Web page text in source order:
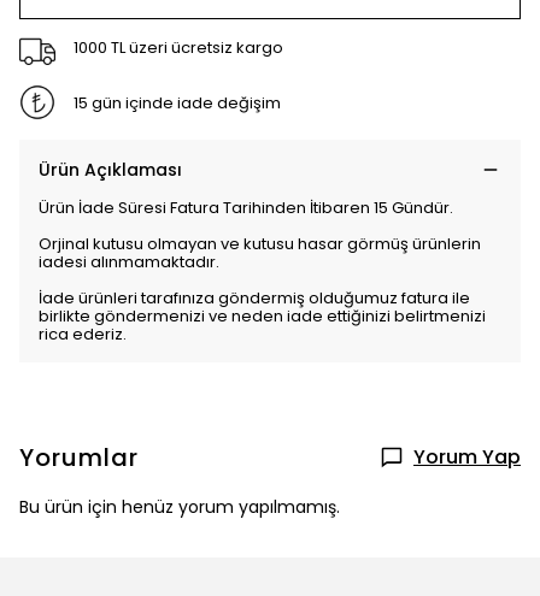
1000 TL üzeri ücretsiz kargo
15 gün içinde iade değişim
Ürün Açıklaması
Ürün İade Süresi Fatura Tarihinden İtibaren 15 Gündür.
Orjinal kutusu olmayan ve kutusu hasar görmüş ürünlerin
iadesi alınmamaktadır.
İade ürünleri tarafınıza göndermiş olduğumuz fatura ile
birlikte göndermenizi ve neden iade ettiğinizi belirtmenizi
rica ederiz.
Yorumlar Yorum Yap
Bu ürün için henüz yorum yapılmamış.